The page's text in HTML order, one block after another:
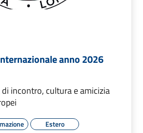
anno 2026
di incontro, cultura e amicizia
Estero